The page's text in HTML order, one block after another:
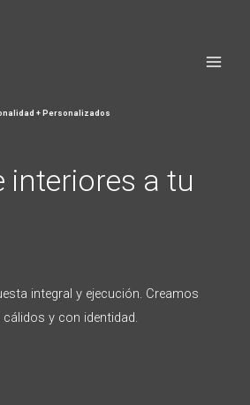
+ Personalizados
interiores a tu
integral y ejecución. Creamos
y con identidad.